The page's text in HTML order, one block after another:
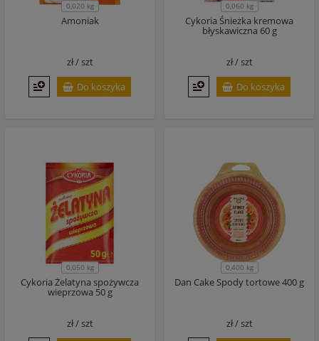
0,020 kg
Amoniak
zł /szt
Do koszyka
0,060 kg
Cykoria Śnieżka kremowa
błyskawiczna 60 g
zł /szt
Do koszyka
0,050 kg
Cykoria Żelatyna spożywcza
wieprzowa 50 g
zł /szt
0,400 kg
Dan Cake Spody tortowe 400 g
zł /szt